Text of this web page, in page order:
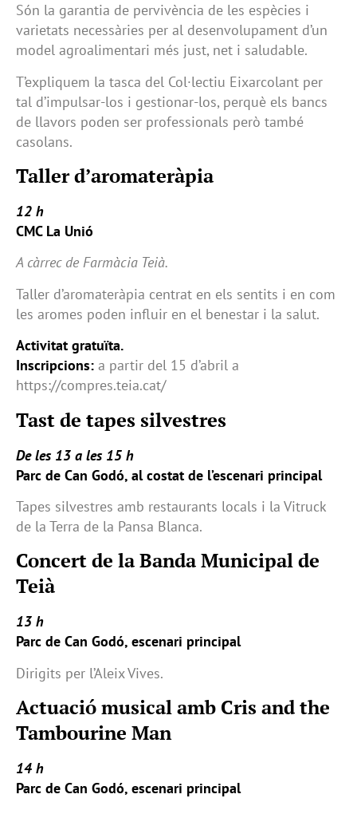
Són la garantia de pervivència de les espècies i
varietats necessàries per al desenvolupament d’un
model agroalimentari més just, net i saludable.
T’expliquem la tasca del Col·lectiu Eixarcolant per
tal d’impulsar-los i gestionar-los, perquè els bancs
de llavors poden ser professionals però també
casolans.
Taller d’aromateràpia
12 h
CMC La Unió
A càrrec de Farmàcia Teià.
Taller d’aromateràpia centrat en els sentits i en com
les aromes poden influir en el benestar i la salut.
Activitat gratuïta.
Inscripcions: a partir del 15 d’abril a
https://compres.teia.cat/
Tast de tapes silvestres
De les 13 a les 15 h
Parc de Can Godó, al costat de l’escenari principal
Tapes silvestres amb restaurants locals i la Vitruck
de la Terra de la Pansa Blanca.
Concert de la Banda Municipal de
Teià
13 h
Parc de Can Godó, escenari principal
Dirigits per l’Aleix Vives.
Actuació musical amb Cris and the
Tambourine Man
14 h
Parc de Can Godó, escenari principal